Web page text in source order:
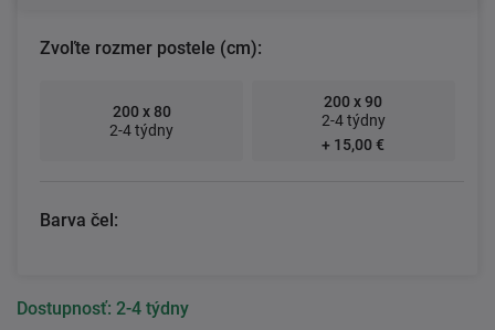
Zvoľte rozmer postele (cm):
200 x 80
2-4 týdny
200 x 90
2-4 týdny
+ 15,00 €
Barva čel:
Dostupnosť: 2-4 týdny